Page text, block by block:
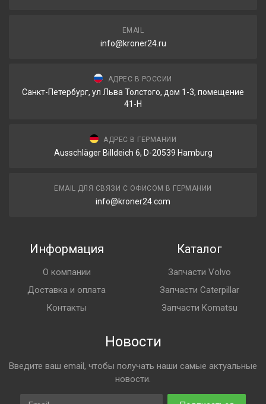
EMAIL
info@kroner24.ru
АДРЕС В РОССИИ
Санкт-Петербург, ул Льва Толстого, дом 1-3, помещение
41-Н
АДРЕС В ГЕРМАНИИ
Ausschläger Billdeich 6, D-20539 Hamburg
EMAIL ДЛЯ СВЯЗИ С ОФИСОМ В ГЕРМАНИИ
info@kroner24.com
Информация
О компании
Доставка и оплата
Контакты
Каталог
Запчасти Volvo
Запчасти Caterpillar
Запчасти Komatsu
Новости
Введите ваш email, чтобы получать наши самые актуальные
новости.
Email